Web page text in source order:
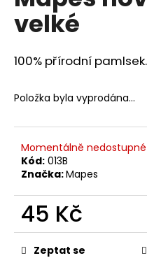
z
hvězdiček.
velké
100% přírodní pamlsek.
Položka byla vyprodána…
Momentálně nedostupné
Kód: 013B
Značka:Mapes
45 Kč
Měrná
cena:Zeptat se
a
j
í
t
?
D
o
p